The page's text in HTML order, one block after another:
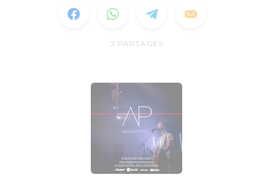
2 PARTAGES